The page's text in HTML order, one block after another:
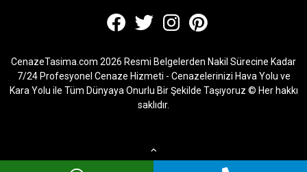
CenazeTasima.com 2026 Resmi Belgelerden Nakil Sürecine Kadar
7/24 Profesyonel Cenaze Hizmeti - Cenazelerinizi Hava Yolu ve
Kara Yolu ile Tüm Dünyaya Onurlu Bir Şekilde Taşıyoruz © Her hakkı
saklıdır.